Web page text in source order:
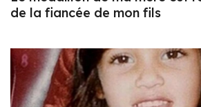
de la fiancée de mon fils